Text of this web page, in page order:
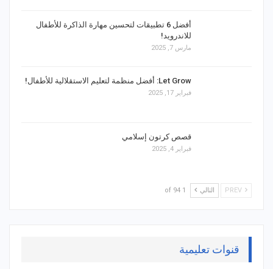
أفضل 6 تطبيقات لتحسين مهارة الذاكرة للأطفال
للاندرويد!
مارس 7, 2025
Let Grow: أفضل منظمة لتعليم الاستقلالية للأطفال!
فبراير 17, 2025
قصص كرتون إسلامي
فبراير 4, 2025
التالي 1 of 94
قنوات تعليمية